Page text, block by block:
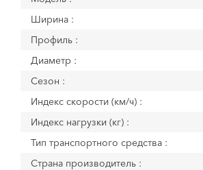
Ширина :
Профиль :
Диаметр :
Сезон :
Индекс скорости (км/ч) :
Индекс нагрузки (кг) :
Тип транспортного средства :
Страна производитель :